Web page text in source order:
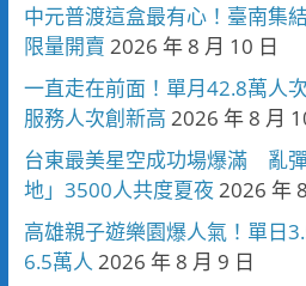
中元普渡這盒最有心！臺南
限量開賣 2026 年 8 月 10 日
一直走在前面！單月42.8萬人
服務人次創新高 2026 年 8 月
台東最美星空成功場爆滿 亂
地」3500人共度夏夜 2026 年
高雄親子遊樂園爆人氣！單日
6.5萬人 2026 年 8 月 9 日